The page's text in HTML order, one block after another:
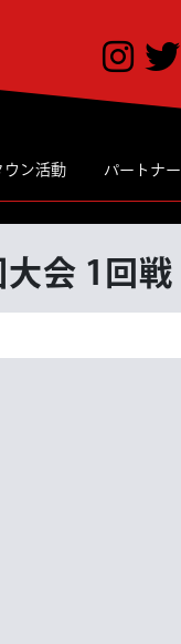
ウン活動 パートナー
会 1回戦